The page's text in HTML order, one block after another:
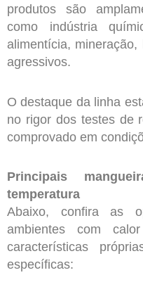
produtos são
como indústria
alimentícia,
agressivos.
O destaque da linha
no rigor dos testes de
comprovado em
Principais
temperatura
Abaixo, confira as
ambientes com
características
específicas: